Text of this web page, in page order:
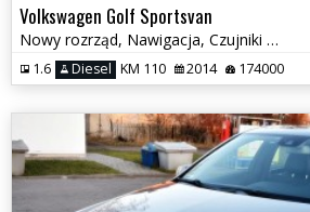
Volkswagen Golf Sportsvan
Nowy rozrząd, Nawigacja, Czujniki parkowania, Klimatyzacja
1.6 Diesel KM 110 2014 174000